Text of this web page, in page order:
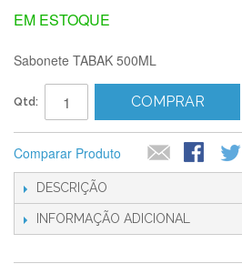
EM ESTOQUE
Sabonete TABAK 500ML
Qtd: COMPRAR
Comparar Produto
DESCRIÇÃO
INFORMAÇÃO ADICIONAL